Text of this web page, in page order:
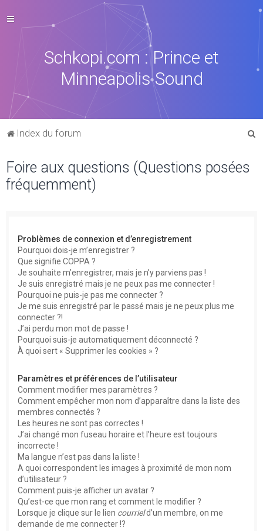
Schkopi.com : Prince et
Minneapolis Sound
Index du forum
Foire aux questions (Questions posées
fréquemment)
Problèmes de connexion et d’enregistrement
Pourquoi dois-je m’enregistrer ?
Que signifie COPPA ?
Je souhaite m’enregistrer, mais je n’y parviens pas !
Je suis enregistré mais je ne peux pas me connecter !
Pourquoi ne puis-je pas me connecter ?
Je me suis enregistré par le passé mais je ne peux plus me
connecter ?!
J’ai perdu mon mot de passe !
Pourquoi suis-je automatiquement déconnecté ?
À quoi sert « Supprimer les cookies » ?
Paramètres et préférences de l’utilisateur
Comment modifier mes paramètres ?
Comment empêcher mon nom d’apparaître dans la liste des
membres connectés ?
Les heures ne sont pas correctes !
J’ai changé mon fuseau horaire et l’heure est toujours
incorrecte !
Ma langue n’est pas dans la liste !
A quoi correspondent les images à proximité de mon nom
d’utilisateur ?
Comment puis-je afficher un avatar ?
Qu’est-ce que mon rang et comment le modifier ?
Lorsque je clique sur le lien courrield’un membre, on me
demande de me connecter !?